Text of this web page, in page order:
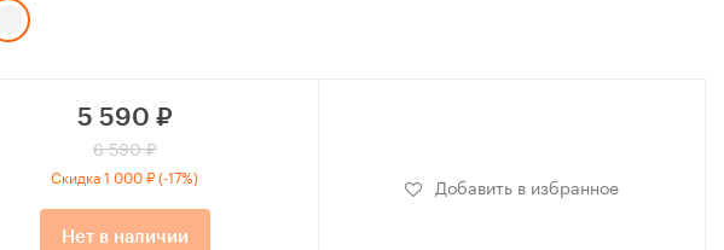
5 590 ₽
6 590 ₽
Скидка 1 000 ₽ (-17%)
Нет в наличии
Добавить в избранное